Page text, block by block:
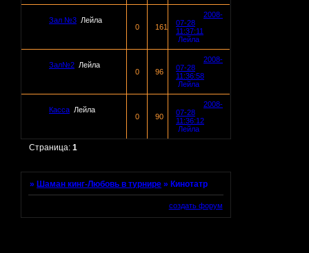
Зал №3 Лейла
0
161
2008-
07-28
11:37:11
Лейла
Зал№2 Лейла
0
96
2008-
07-28
11:36:58
Лейла
Касса Лейла
0
90
2008-
07-28
11:36:12
Лейла
Страница:1
»Шаман кинг-Любовь в турнире »Кинотатр
создать форум